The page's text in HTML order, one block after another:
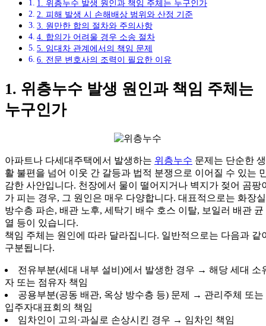
1. 위층누수 발생 원인과 책임 주체는 누구인가
2. 피해 발생 시 손해배상 범위와 산정 기준
3. 원만한 합의 절차와 주의사항
4. 합의가 어려울 경우 소송 절차
5. 임대차 관계에서의 책임 문제
6. 전문 변호사의 조력이 필요한 이유
1. 위층누수 발생 원인과 책임 주체는
누구인가
아파트나 다세대주택에서 발생하는 위층누수 문제는 단순한 생
활 불편을 넘어 이웃 간 갈등과 법적 분쟁으로 이어질 수 있는
감한 사안입니다. 천장에서 물이 떨어지거나 벽지가 젖어 곰팡
가 피는 경우, 그 원인은 매우 다양합니다. 대표적으로는 화장실
방수층 파손, 배관 노후, 세탁기 배수 호스 이탈, 보일러 배관 균
열 등이 있습니다.
책임 주체는 원인에 따라 달라집니다. 일반적으로는 다음과 같
구분됩니다.
전유부분(세대 내부 설비)에서 발생한 경우 → 해당 세대 소
자 또는 점유자 책임
공용부분(공동 배관, 옥상 방수층 등) 문제 → 관리주체 또는
입주자대표회의 책임
임차인이 고의·과실로 손상시킨 경우 → 임차인 책임